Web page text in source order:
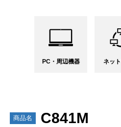
PC・周辺機器 ネット
商品名 C841M